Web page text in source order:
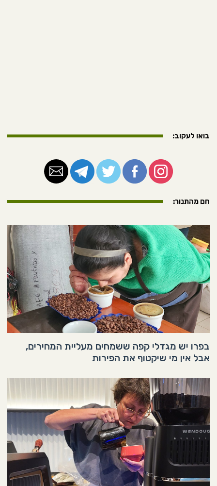
בואו לעקוב:
חם מהתנור:
בפרו יש מגדלי קפה ששמחים מעליית המחירים,
אבל אין מי שיקטוף את הפירות